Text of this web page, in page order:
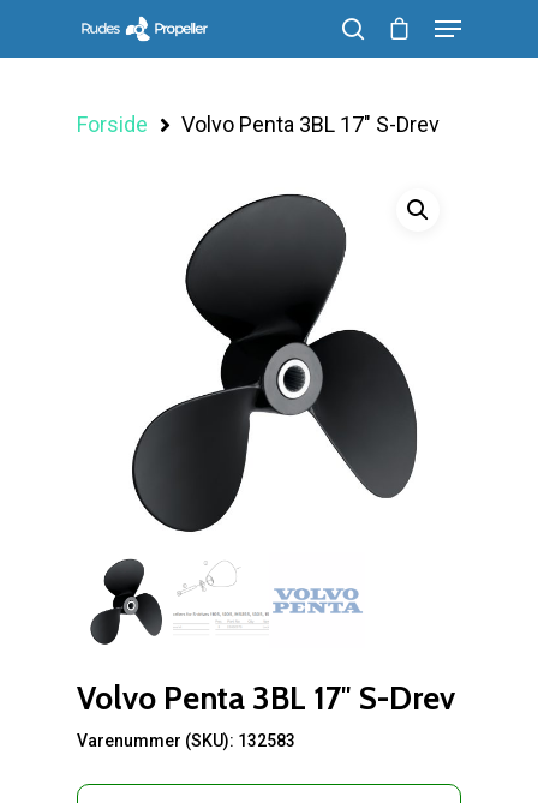
Forside Volvo Penta 3BL 17″ S-Drev
Volvo Penta 3BL 17″ S-Drev
Varenummer (SKU): 132583